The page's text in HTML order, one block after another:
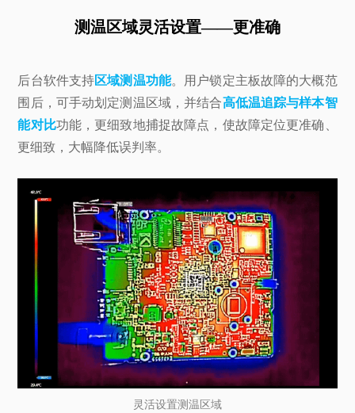
测温区域灵活设置——更准确
后台软件支持区域测温功能。用户锁定主板故障的大概范
围后，可手动划定测温区域，并结合高低温追踪与样本智
能对比功能，更细致地捕捉故障点，使故障定位更准确、
更细致，大幅降低误判率。
灵活设置测温区域